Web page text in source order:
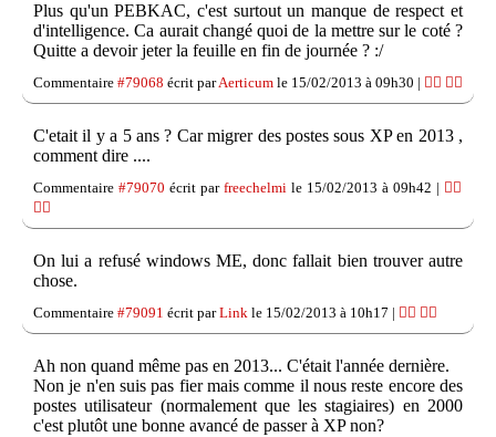
Plus qu'un PEBKAC, c'est surtout un manque de respect et
d'intelligence. Ca aurait changé quoi de la mettre sur le coté ?
Quitte a devoir jeter la feuille en fin de journée ? :/
Commentaire #79068 écrit parAerticum le 15/02/2013 à 09h30 | 👍🏽 👎🏽
C'etait il y a 5 ans ? Car migrer des postes sous XP en 2013 ,
comment dire ....
Commentaire #79070 écrit par freechelmi le 15/02/2013 à 09h42 | 👍🏽
👎🏽
On lui a refusé windows ME, donc fallait bien trouver autre
chose.
Commentaire #79091 écrit parLink le 15/02/2013 à 10h17 | 👍🏽 👎🏽
Ah non quand même pas en 2013... C'était l'année dernière.
Non je n'en suis pas fier mais comme il nous reste encore des
postes utilisateur (normalement que les stagiaires) en 2000
c'est plutôt une bonne avancé de passer à XP non?